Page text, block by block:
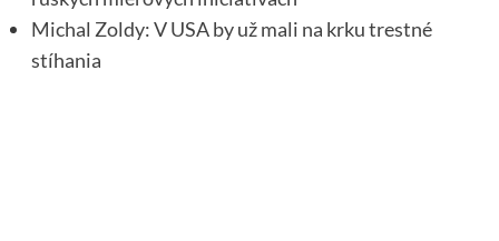
Michal Zoldy: V USA by už mali na krku trestné
stíhania